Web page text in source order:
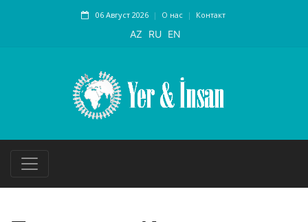
06 Август 2026 О нас Контакт
AZ RU EN